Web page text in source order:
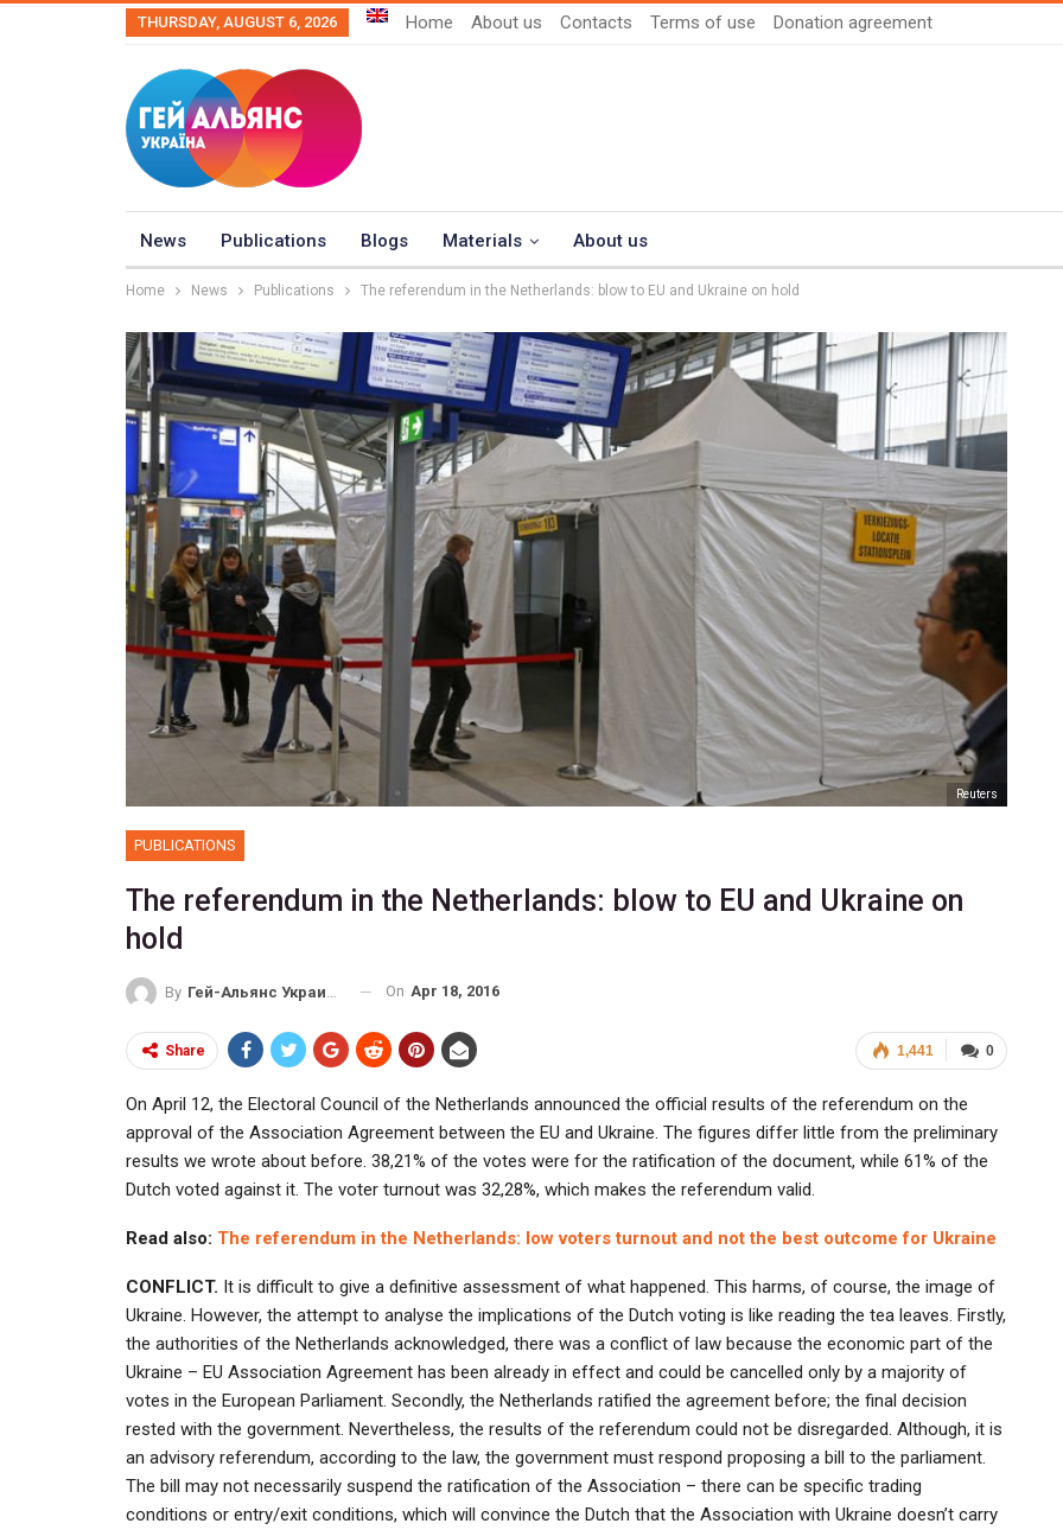
THURSDAY, AUGUST 6, 2026 Home About us Contacts Terms of use Donation agreement
News Publications Blogs Materials About us
Home News Publications The referendum in the Netherlands: blow to EU and Ukraine on hold
Reuters
PUBLICATIONS
The referendum in the Netherlands: blow to EU and Ukraine on
hold
By Гей-Альянс Украина On Apr 18, 2016
0
1,441
Share
On April 12, the Electoral Council of the Netherlands announced the official results of the referendum on the
approval of the Association Agreement between the EU and Ukraine. The figures differ little from the preliminary
results we wrote about before. 38,21% of the votes were for the ratification of the document, while 61% of the
Dutch voted against it. The voter turnout was 32,28%, which makes the referendum valid.
Read also: The referendum in the Netherlands: low voters turnout and not the best outcome for Ukraine
CONFLICT. It is difficult to give a definitive assessment of what happened. This harms, of course, the image of
Ukraine. However, the attempt to analyse the implications of the Dutch voting is like reading the tea leaves. Firstly,
the authorities of the Netherlands acknowledged, there was a conflict of law because the economic part of the
Ukraine – EU Association Agreement has been already in effect and could be cancelled only by a majority of
votes in the European Parliament. Secondly, the Netherlands ratified the agreement before; the final decision
rested with the government. Nevertheless, the results of the referendum could not be disregarded. Although, it is
an advisory referendum, according to the law, the government must respond proposing a bill to the parliament.
The bill may not necessarily suspend the ratification of the Association – there can be specific trading
conditions or entry/exit conditions, which will convince the Dutch that the Association with Ukraine doesn’t carry